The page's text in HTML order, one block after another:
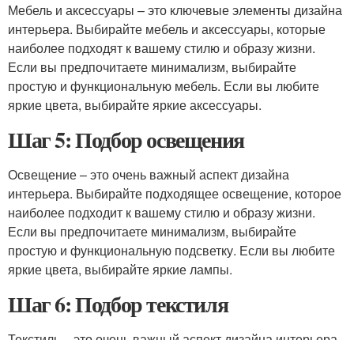
Мебель и аксессуары – это ключевые элементы дизайна
интерьера. Выбирайте мебель и аксессуары, которые
наиболее подходят к вашему стилю и образу жизни.
Если вы предпочитаете минимализм, выбирайте
простую и функциональную мебель. Если вы любите
яркие цвета, выбирайте яркие аксессуары.
Шаг 5: Подбор освещения
Освещение – это очень важный аспект дизайна
интерьера. Выбирайте подходящее освещение, которое
наиболее подходит к вашему стилю и образу жизни.
Если вы предпочитаете минимализм, выбирайте
простую и функциональную подсветку. Если вы любите
яркие цвета, выбирайте яркие лампы.
Шаг 6: Подбор текстиля